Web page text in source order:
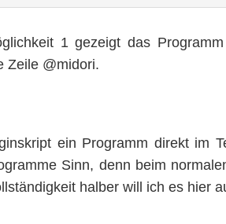
1 gezeigt das
Zeile @midori.
ein Programm direkt im
Sinn, denn beim
halber will ich es hier